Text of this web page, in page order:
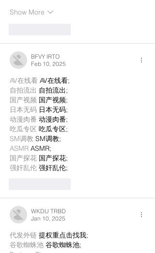
Show More
BFVY IRTO
Feb 10, 2025
AV在线看 AV在线看;
自拍流出 自拍流出;
国产视频 国产视频;
日本无码 日本无码;
动漫肉番 动漫肉番;
吃瓜专区 吃瓜专区;
SM调教 SM调教;
ASMR ASMR;
国产探花 国产探花;
强奸乱伦 强奸乱伦;
WKDU TRBD
Jan 10, 2025
代发外链 提权重点击找我;
谷歌蜘蛛池 谷歌蜘蛛池;